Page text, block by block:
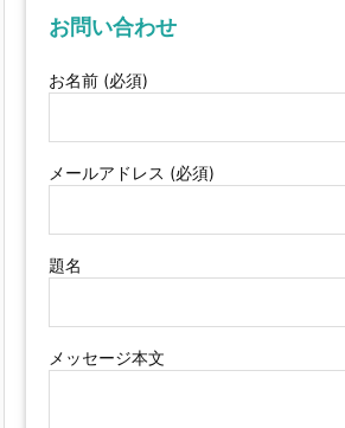
お問い合わせ
お名前 (必須)
メールアドレス (必須)
題名
メッセージ本文